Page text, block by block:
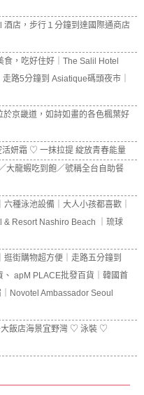
酒店，步行１分鐘到達國際通商店
食，吃好住好｜The Salil Hotel
路5分鐘到 Asiatique碼頭夜市｜
於京畿道，如詩如畫的各色楓葉好
活妍霜 ♡ 一抹拉提 綻放青春能量
大龍蝦吃到飽／號稱全台自助餐
種泳池設備｜大人小孩都喜歡｜
& Resort Nashiro Beach ｜琉球
逛街購物超方便｜走路五分鐘到
apM PLACE批發百貨｜韓國首
Novotel Ambassador Seoul
大飯店海景宜野灣 ♡ 泳裝 ♡